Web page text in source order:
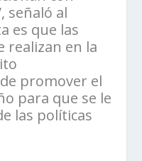
señaló al
es que las
realizan en la
promover el
para que se le
las políticas